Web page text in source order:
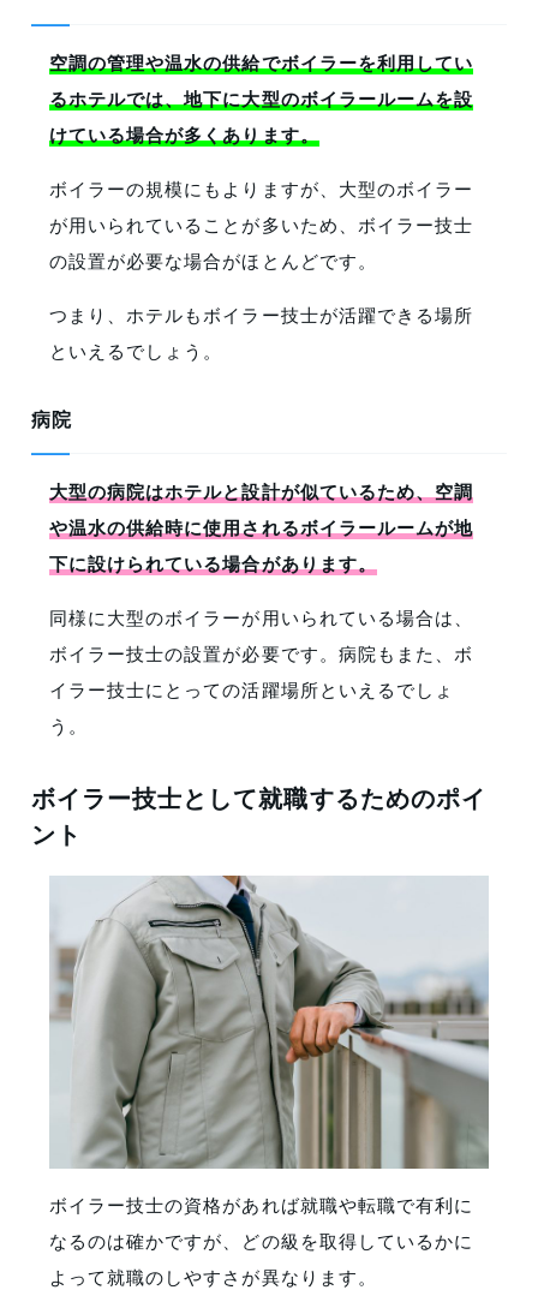
空調の管理や温水の供給でボイラーを利用してい
るホテルでは、地下に大型のボイラールームを設
けている場合が多くあります。
ボイラーの規模にもよりますが、大型のボイラー
が用いられていることが多いため、ボイラー技士
の設置が必要な場合がほとんどです。
つまり、ホテルもボイラー技士が活躍できる場所
といえるでしょう。
病院
大型の病院はホテルと設計が似ているため、空調
や温水の供給時に使用されるボイラールームが地
下に設けられている場合があります。
同様に大型のボイラーが用いられている場合は、
ボイラー技士の設置が必要です。病院もまた、ボ
イラー技士にとっての活躍場所といえるでしょ
う。
ボイラー技士として就職するためのポイ
ント
ボイラー技士の資格があれば就職や転職で有利に
なるのは確かですが、どの級を取得しているかに
よって就職のしやすさが異なります。